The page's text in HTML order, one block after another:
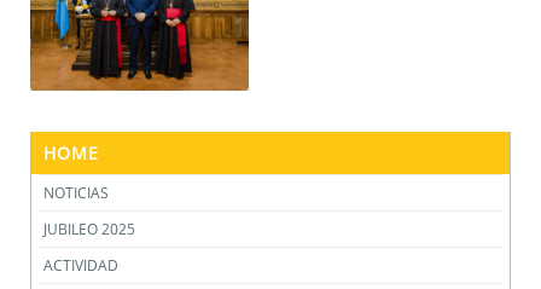
HOME
NOTICIAS
JUBILEO 2025
ACTIVIDAD